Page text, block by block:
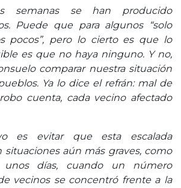
semanas se han producido
Puede que para algunos “solo
pocos”, pero lo cierto es que lo
es que no haya ninguno. Y no,
comparar nuestra situación
Ya lo dice el refrán: mal de
cuenta, cada vecino afectado
es evitar que esta escalada
aún más graves, como
días, cuando un número
vecinos se concentró frente a la